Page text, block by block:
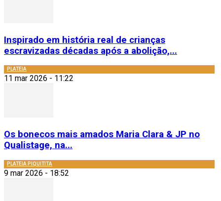
Inspirado em história real de crianças
escravizadas décadas após a abolição,...
PLATEIA
11 mar 2026 - 11:22
Os bonecos mais amados Maria Clara & JP no
Qualistage, na...
PLATEIA PIQUITITA
9 mar 2026 - 18:52